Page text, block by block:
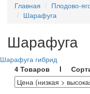
Главная
Плодово-
Шарафуга
Шарафуга
Шарафуга гибрид
4 Товаров I